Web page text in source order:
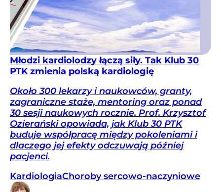
Młodzi kardiolodzy łączą siły. Tak Klub 30
PTK zmienia polską kardiologię
Około 300 lekarzy i naukowców, granty,
zagraniczne staże, mentoring oraz ponad
30 sesji naukowych rocznie. Prof. Krzysztof
Ozierański opowiada, jak Klub 30 PTK
buduje współpracę między pokoleniami i
dlaczego jej efekty odczuwają później
pacjenci.
KardiologiaChoroby sercowo-naczyniowe